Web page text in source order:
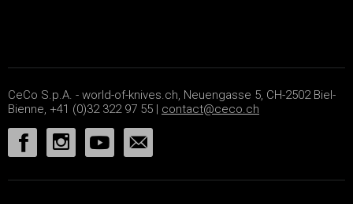
CeCo S.p.A. - world-of-knives.ch, Neuengasse 5, CH-2502 Biel-
Bienne, +41 (0)32 322 97 55 | contact@ceco.ch